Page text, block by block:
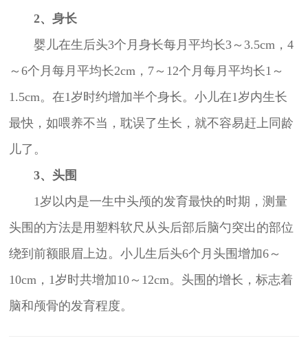
2、身长
婴儿在生后头3个月身长每月平均长3～3.5cm，4
～6个月每月平均长2cm，7～12个月每月平均长1～
1.5cm。在1岁时约增加半个身长。小儿在1岁内生长
最快，如喂养不当，耽误了生长，就不容易赶上同龄
儿了。
3、头围
1岁以内是一生中头颅的发育最快的时期，测量
头围的方法是用塑料软尺从头后部后脑勺突出的部位
绕到前额眼眉上边。小儿生后头6个月头围增加6～
10cm，1岁时共增加10～12cm。头围的增长，标志着
脑和颅骨的发育程度。